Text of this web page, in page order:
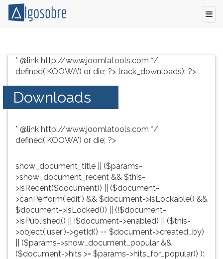
grátis
vestibular,
enem
concursos.
resumos
livros,
biografias,
profissões,
simulados
comentados.
Acessibilidade
TAB
depois
F
para
ouvir
conteúdo
principal
pular
essa
leitura
pressione
depois
* @link http://www.joomlatools.com */
defined('KOOWA') or die; ?> track_downloads): ?>
Downloads
* @link http://www.joomlatools.com */
defined('KOOWA') or die; ?>
show_document_title || ($params-
>show_document_recent && $this-
>isRecent($document)) || ($document-
>canPerform('edit') && $document->isLockable() &&
$document->isLocked()) || (!$document-
>isPublished() || !$document->enabled) || ($this-
>object('user')->getId() == $document->created_by)
|| ($params->show_document_popular &&
($document->hits >= $params->hits_for_popular)) ):